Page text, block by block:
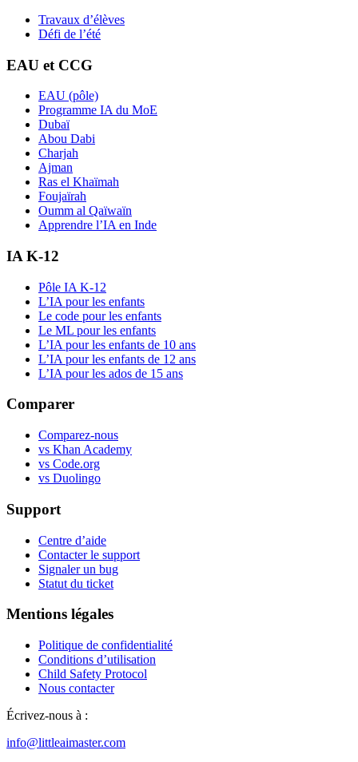
Travaux d’élèves
Défi de l’été
EAU et CCG
EAU (pôle)
Programme IA du MoE
Dubaï
Abou Dabi
Charjah
Ajman
Ras el Khaïmah
Foujaïrah
Oumm al Qaïwaïn
Apprendre l’IA en Inde
IA K-12
Pôle IA K-12
L’IA pour les enfants
Le code pour les enfants
Le ML pour les enfants
L’IA pour les enfants de 10 ans
L’IA pour les enfants de 12 ans
L’IA pour les ados de 15 ans
Comparer
Comparez-nous
vs Khan Academy
vs Code.org
vs Duolingo
Support
Centre d’aide
Contacter le support
Signaler un bug
Statut du ticket
Mentions légales
Politique de confidentialité
Conditions d’utilisation
Child Safety Protocol
Nous contacter
Écrivez-nous à :
info@littleaimaster.com